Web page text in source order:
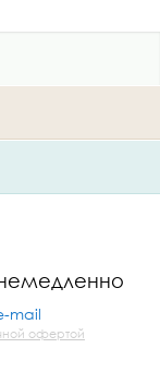
mail
офертой